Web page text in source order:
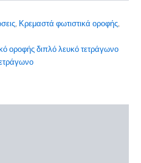
€.
, Κρεμαστά φωτιστικά οροφής,
οροφής διπλό λευκό τετράγωνο